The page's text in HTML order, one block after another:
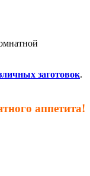
заготовок.
аппетита!